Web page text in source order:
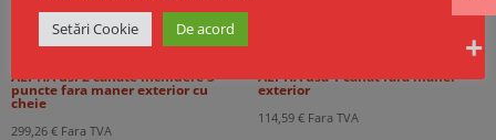
ALPHA usi 2 canate inchidere 3
puncte fara maner exterior cu
cheie
299,26 € Fara TVA
ALPHA usa 1 canat fara maner
exterior
114,59 € Fara TVA
Setări Cookie De acord